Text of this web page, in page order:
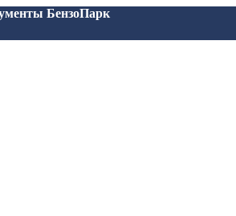
БензоПарк